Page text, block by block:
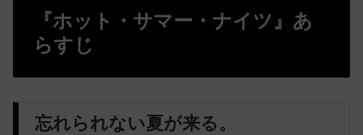
『ホット・サマー・ナイツ』あ
らすじ
忘れられない夏が来る。